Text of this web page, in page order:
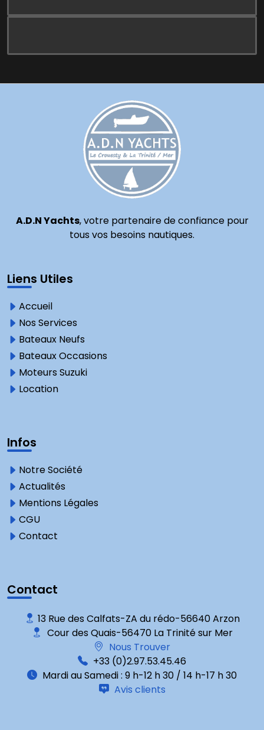
A.D.N Yachts, votre partenaire de confiance pour
tous vos besoins nautiques.
Liens Utiles
Accueil
Nos Services
Bateaux Neufs
Bateaux Occasions
Moteurs Suzuki
Location
Infos
Notre Société
Actualités
Mentions Légales
CGU
Contact
Contact
13 Rue des Calfats-ZA du rédo-56640 Arzon
Cour des Quais-56470 La Trinité sur Mer
Nous Trouver
+33 (0)2.97.53.45.46
Mardi au Samedi : 9 h-12 h 30 / 14 h-17 h 30
Avis clients